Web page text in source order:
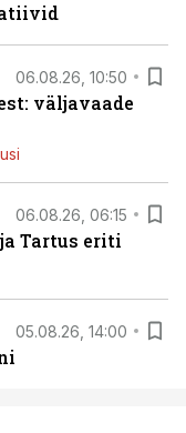
06.08.26, 10:50
väljavaade
06.08.26, 06:15
Tartus eriti
05.08.26, 14:00